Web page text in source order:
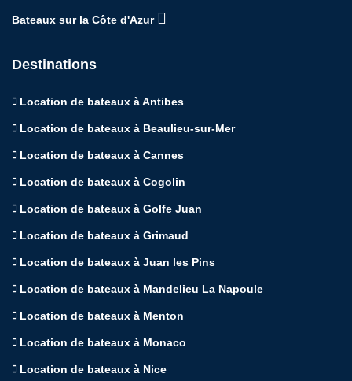
Bateaux sur la Côte d'Azur
Destinations
Location de bateaux à Antibes
Location de bateaux à Beaulieu-sur-Mer
Location de bateaux à Cannes
Location de bateaux à Cogolin
Location de bateaux à Golfe Juan
Location de bateaux à Grimaud
Location de bateaux à Juan les Pins
Location de bateaux à Mandelieu La Napoule
Location de bateaux à Menton
Location de bateaux à Monaco
Location de bateaux à Nice